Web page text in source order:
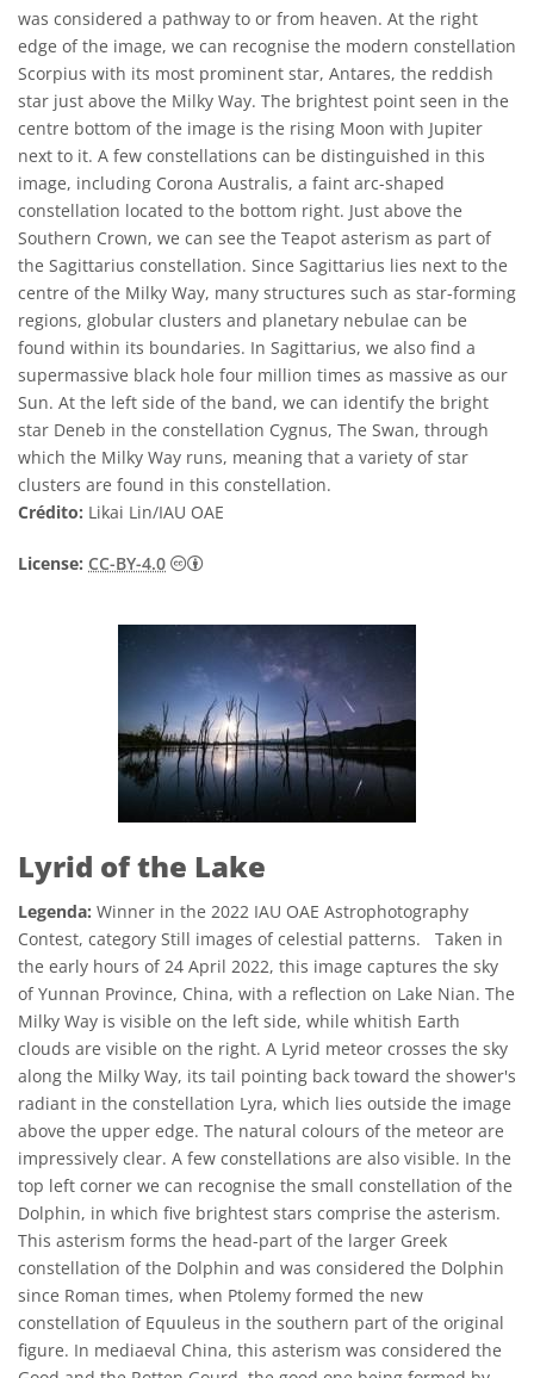
was considered a pathway to or from heaven. At the right
edge of the image, we can recognise the modern constellation
Scorpius with its most prominent star, Antares, the reddish
star just above the Milky Way. The brightest point seen in the
centre bottom of the image is the rising Moon with Jupiter
next to it. A few constellations can be distinguished in this
image, including Corona Australis, a faint arc-shaped
constellation located to the bottom right. Just above the
Southern Crown, we can see the Teapot asterism as part of
the Sagittarius constellation. Since Sagittarius lies next to the
centre of the Milky Way, many structures such as star-forming
regions, globular clusters and planetary nebulae can be
found within its boundaries. In Sagittarius, we also find a
supermassive black hole four million times as massive as our
Sun. At the left side of the band, we can identify the bright
star Deneb in the constellation Cygnus, The Swan, through
which the Milky Way runs, meaning that a variety of star
clusters are found in this constellation.
Crédito: Likai Lin/IAU OAE
License: CC-BY-4.0 Creative Commons Attribution 4.0
Lyrid of the Lake
Legenda: Winner in the 2022 IAU OAE Astrophotography
Contest, category Still images of celestial patterns. Taken in
the early hours of 24 April 2022, this image captures the sky
of Yunnan Province, China, with a reflection on Lake Nian. The
Milky Way is visible on the left side, while whitish Earth
clouds are visible on the right. A Lyrid meteor crosses the sky
along the Milky Way, its tail pointing back toward the shower's
radiant in the constellation Lyra, which lies outside the image
above the upper edge. The natural colours of the meteor are
impressively clear. A few constellations are also visible. In the
top left corner we can recognise the small constellation of the
Dolphin, in which five brightest stars comprise the asterism.
This asterism forms the head-part of the larger Greek
constellation of the Dolphin and was considered the Dolphin
since Roman times, when Ptolemy formed the new
constellation of Equuleus in the southern part of the original
figure. In mediaeval China, this asterism was considered the